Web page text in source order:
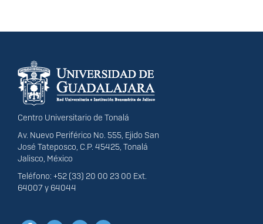
Información del
portal
Centro Universitario de Tonalá
Av. Nuevo Periférico No. 555, Ejido San
José Tateposco, C.P. 45425, Tonalá
Jalisco, México
Teléfono: +52 (33) 20 00 23 00 Ext.
64007 y 64044